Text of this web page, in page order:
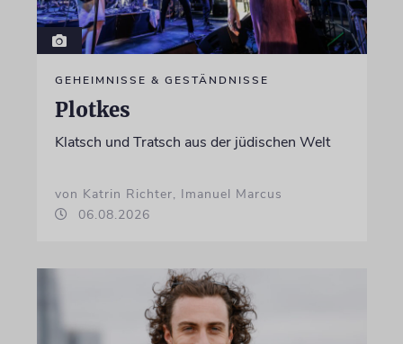
GEHEIMNISSE & GESTÄNDNISSE
Plotkes
Klatsch und Tratsch aus der jüdischen Welt
von Katrin Richter, Imanuel Marcus
06.08.2026